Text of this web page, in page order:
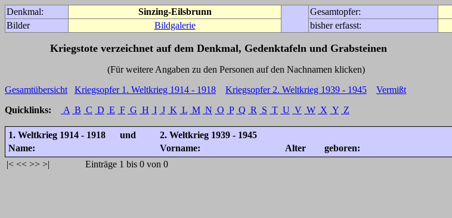
Denkmal: Sinzing-Eilsbrunn
Gesamtopfer:
Bilder
Bildgalerie bisher erfasst:
Kriegstote verzeichnet auf dem Denkmal, Gedenktafeln und Grabsteinen
(Für weitere Angaben zu den Personen auf den Nachnamen klicken)
Gesamtübersicht
Kriegsopfer 1. Weltkrieg 1914 - 1918 Kriegsopfer 2. Weltkrieg 1939 - 1945
Vermißt
Quicklinks:
A B C D E F G H I J K L M N O P Q R S T U V W X Y Z
1. Weltkrieg 1914 - 1918 und
2. Weltkrieg 1939 - 1945
Name:
Vorname: Alter geboren:
|< << >> >| Einträge 1 bis 0 von 0